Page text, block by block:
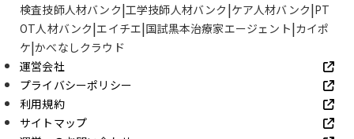
検査技師人材バンク 工学技師人材バンク ケア人材バンク PT
OT人材バンク エイチエ 国試黒本治療家エージェント カイポ
ケ かべなしクラウド
運営会社
プライバシーポリシー
利用規約
サイトマップ